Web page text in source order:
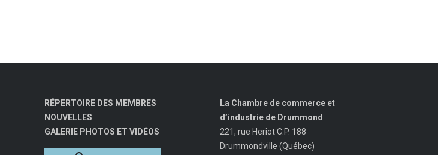
RÉPERTOIRE DES MEMBRES
NOUVELLES
GALERIE PHOTOS ET VIDÉOS
La Chambre de commerce et
d’industrie de Drummond
221, rue Heriot C.P. 188
Drummondville (Québec)